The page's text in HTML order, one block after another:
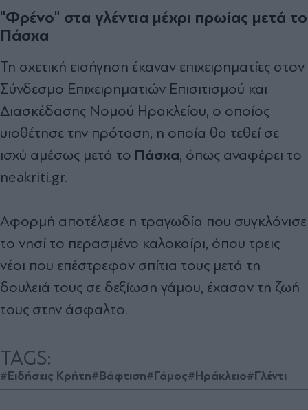
"Φρένο" στα γλέντια μέχρι πρωίας μετά το
Πάσχα
Τη σχετική εισήγηση έκαναν επιχειρηματίες στον
Σύνδεσμο Επιχειρηματιών Επισιτισμού και
Διασκέδασης Νομού Ηρακλείου, ο οποίος
υιοθέτησε την πρόταση, η οποία θα τεθεί σε
ισχύ αμέσως μετά το Πάσχα, όπως αναφέρει το
neakriti.gr.
Αφορμή αποτέλεσε η τραγωδία που συγκλόνισε
το νησί το περασμένο καλοκαίρι, όπου τρεις
νέοι που επέστρεφαν σπίτια τους μετά τη
δουλειά τους σε δεξίωση γάμου, έχασαν τη ζωή
τους στην άσφαλτο.
TAGS:
#Ειδήσεις Κρήτη#Βάφτιση#Γάμος#Ηράκλειο#Γλέντι